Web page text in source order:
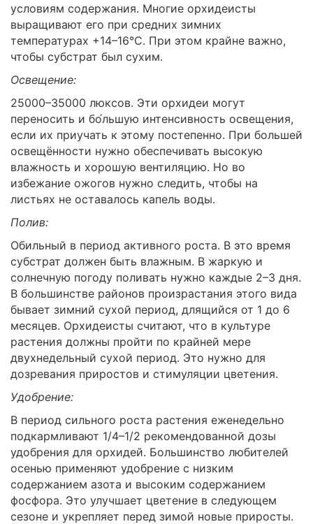
условиям содержания. Многие орхидеисты
выращивают его при средних зимних
температурах +14–16°С. При этом крайне важно,
чтобы субстрат был сухим.
Освещение:
25000–35000 люксов. Эти орхидеи могут
переносить и бо́льшую интенсивность освещения,
если их приучать к этому постепенно. При большей
освещённости нужно обеспечивать высокую
влажность и хорошую вентиляцию. Но во
избежание ожогов нужно следить, чтобы на
листьях не оставалось капель воды.
Полив:
Обильный в период активного роста. В это время
субстрат должен быть влажным. В жаркую и
солнечную погоду поливать нужно каждые 2–3 дня.
В большинстве районов произрастания этого вида
бывает зимний сухой период, длящийся от 1 до 6
месяцев. Орхидеисты считают, что в культуре
растения должны пройти по крайней мере
двухнедельный сухой период. Это нужно для
дозревания приростов и стимуляции цветения.
Удобрение:
В период сильного роста растения еженедельно
подкармливают 1/4–1/2 рекомендованной дозы
удобрения для орхидей. Большинство любителей
осенью применяют удобрение с низким
содержанием азота и высоким содержанием
фосфора. Это улучшает цветение в следующем
сезоне и укрепляет перед зимой новые приросты.